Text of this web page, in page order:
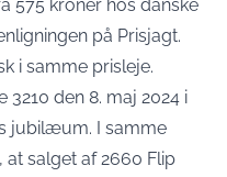
575 kroner hos danske
på Prisjagt.
i samme prisleje.
3210 den 8. maj 2024 i
jubilæum. I samme
salget af 2660 Flip